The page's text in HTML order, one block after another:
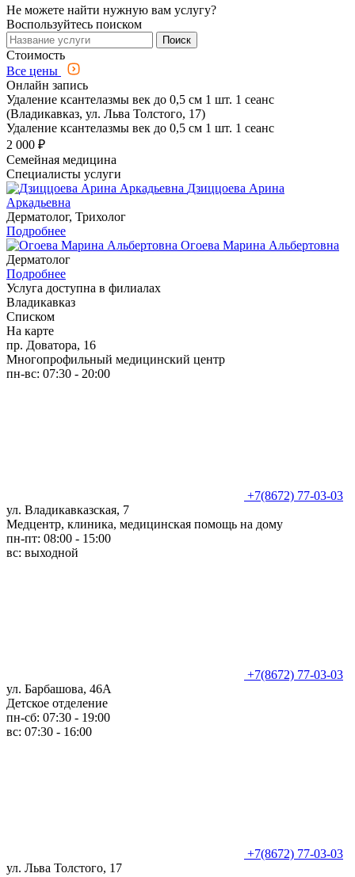
Не можете найти нужную вам услугу?
Воспользуйтесь поиском
Поиск
Стоимость
Все цены
Онлайн запись
Удаление ксантелазмы век до 0,5 см 1 шт. 1 сеанс
(Владикавказ, ул. Льва Толстого, 17)
Удаление ксантелазмы век до 0,5 см 1 шт. 1 сеанс
2 000 ₽
Семейная медицина
Специалисты услуги
Дзиццоева Арина
Аркадьевна
Дерматолог, Трихолог
Подробнее
Огоева Марина Альбертовна
Дерматолог
Подробнее
Услуга доступна в филиалах
Владикавказ
Списком
На карте
пр. Доватора, 16
Многопрофильный медицинский центр
пн-вс: 07:30 - 20:00
+7(8672) 77-03-03
ул. Владикавказская, 7
Медцентр, клиника, медицинская помощь на дому
пн-пт: 08:00 - 15:00
вс: выходной
+7(8672) 77-03-03
ул. Барбашова, 46А
Детское отделение
пн-сб: 07:30 - 19:00
вс: 07:30 - 16:00
+7(8672) 77-03-03
ул. Льва Толстого, 17